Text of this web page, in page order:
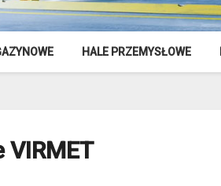
HALE PRZEMYSŁOWE
VIRMET